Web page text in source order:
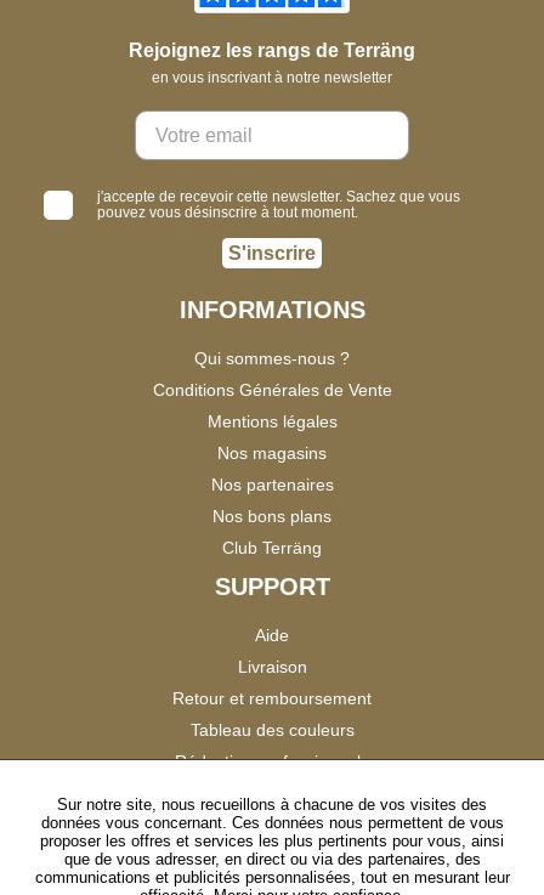
Rejoignez les rangs de Terräng
en vous inscrivant à notre newsletter
j'accepte de recevoir cette newsletter. Sachez que vous
pouvez vous désinscrire à tout moment.
S'inscrire
INFORMATIONS
Qui sommes-nous ?
Conditions Générales de Vente
Mentions légales
Nos magasins
Nos partenaires
Nos bons plans
Club Terräng
SUPPORT
Aide
Livraison
Retour et remboursement
Tableau des couleurs
Réduction professionnels
Satisfaction Clients
SUIVEZ-NOUS
Sur notre site, nous recueillons à chacune de vos visites des
données vous concernant. Ces données nous permettent de vous
proposer les offres et services les plus pertinents pour vous, ainsi
que de vous adresser, en direct ou via des partenaires, des
communications et publicités personnalisées, tout en mesurant leur